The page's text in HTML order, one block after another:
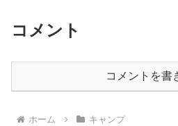
コメント
コメントを書
ホーム キャンプ